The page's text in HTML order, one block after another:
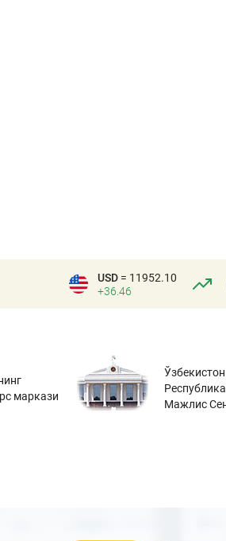
USD = 11952.10
+36.46
маркази
Ўзбекистон
Мажлис